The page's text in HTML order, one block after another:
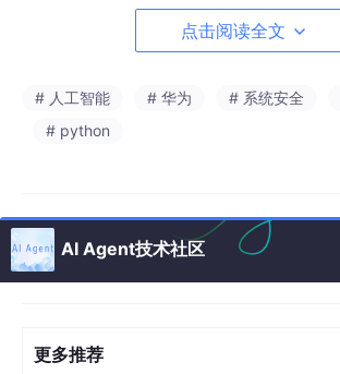
动，声势浩大，人声鼎沸！
点击阅读全文
# 人工智能 # 华为 # 系统安全
# python
AI Agent技术社区
更多推荐